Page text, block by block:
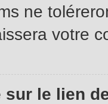
ne
votre
le lien